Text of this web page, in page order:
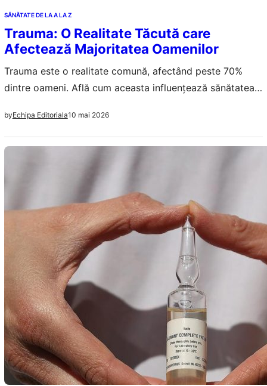
SĂNĂTATE DE LA A LA Z
Trauma: O Realitate Tăcută care
Afectează Majoritatea Oamenilor
Trauma este o realitate comună, afectând peste 70%
dintre oameni. Află cum aceasta influențează sănătatea
byEchipa Editoriala10 mai 2026